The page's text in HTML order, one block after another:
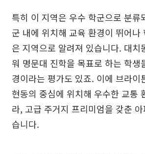
특히 이 지역은 우수 학군으로 분류
군 내에 위치해 교육 환경이 뛰어나
은 지역으로 알려져 있습니다. 대치
워 명문대 진학을 목표로 하는 학생
경이라는 평가도 있죠. 이에 브라이
현동의 중심에 위치해 우수한 교통
라, 고급 주거지 프리미엄을 갖춘
습니다.